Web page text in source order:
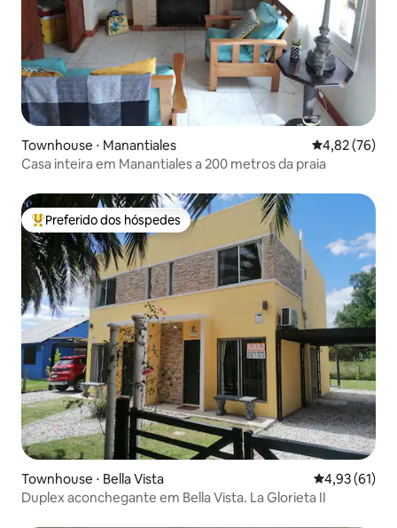
Townhouse ⋅ Manantiales 4,82 de uma
4,82 (76)
Casa inteira em Manantiales a 200 metros da praia
Entre os melhores preferidos dos hóspedes
Preferido dos hóspedes
Townhouse ⋅ Bella Vista 4,93 de uma
4,93 (61)
Duplex aconchegante em Bella Vista. La Glorieta II